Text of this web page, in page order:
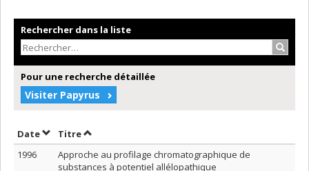
Rechercher dans la liste
Pour une recherche détaillée
Visiter Papyrus
DateTrier par date en ordre croissant
TitreTrier par titre en ordre croissant
1996
Approche au profilage chromatographique de
substances à potentiel allélopathique